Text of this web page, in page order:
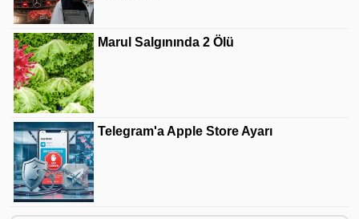
Marul Salgınında 2 Ölü
Telegram'a Apple Store Ayarı